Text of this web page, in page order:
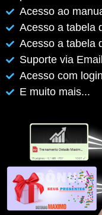
Acesso ao
Acesso a tabela
Acesso a tabela
Suporte via
Acesso com
E muito mais...